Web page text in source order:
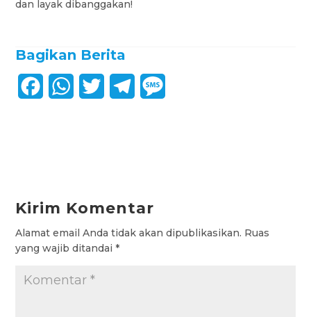
dan layak dibanggakan!
Bagikan Berita
o
o
W
A
p
e
r
T
r
a
e
Kirim Komentar
Alamat email Anda tidak akan dipublikasikan. Ruas
yang wajib ditandai*